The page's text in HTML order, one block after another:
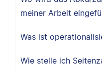
meiner Arbeit
Was ist
Wie stelle ich